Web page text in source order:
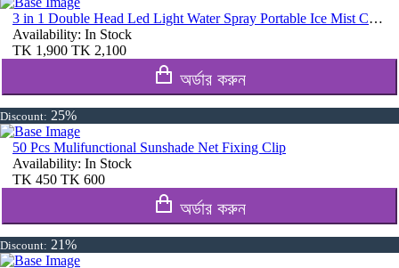
3 in 1 Double Head Led Light Water Spray Portable Ice Mist Cooling Fan
Availability: In Stock
TK 1,900 TK 2,100
অর্ডার করুন
Discount: 25%
50 Pcs Mulifunctional Sunshade Net Fixing Clip
Availability: In Stock
TK 450 TK 600
অর্ডার করুন
Discount: 21%